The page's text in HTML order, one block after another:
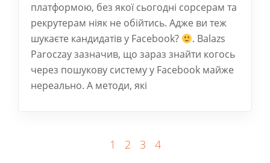
платформою, без якої сьогодні сорсерам та
рекрутерам ніяк не обійтись. Адже ви теж
шукаєте кандидатів у Facebook?
. Balazs
Paroczay зазначив, що зараз знайти когось
через пошукову систему у Facebook майже
нереально. А методи, які
1 2 3 4